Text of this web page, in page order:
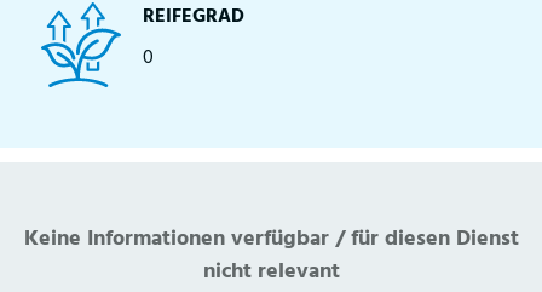
REIFEGRAD
0
Keine Informationen verfügbar / für diesen Dienst
nicht relevant